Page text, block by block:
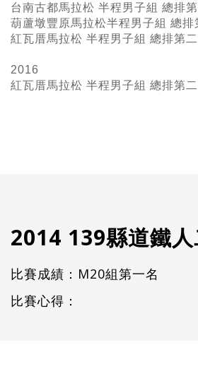
台南古都馬拉松 半程男子組 總排
葫蘆墩豐原馬拉松半程男子組 總排
紅瓦厝馬拉松 半程男子組 總排第二
2016
紅瓦厝馬拉松 半程男子組 總排第
2014 139縣道鐵
比賽成績：M20組第一名
比賽心得：